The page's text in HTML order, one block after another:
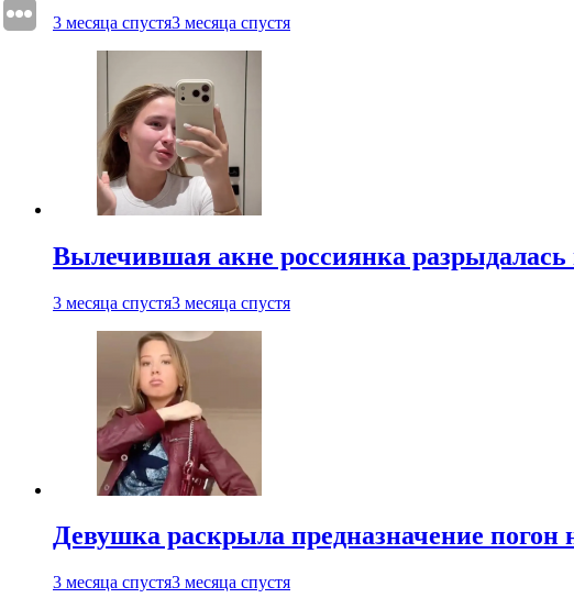
3 месяца спустя3 месяца спустя
Вылечившая акне россиянка
3 месяца спустя3 месяца спустя
Девушка раскрыла предназначение погон
3 месяца спустя3 месяца спустя